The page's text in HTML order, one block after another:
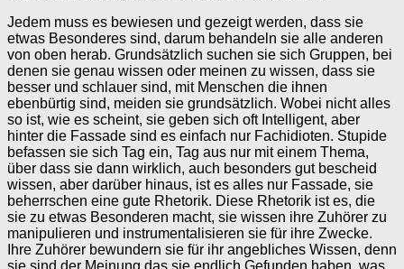
Jedem muss es bewiesen und gezeigt werden, dass sie
etwas Besonderes sind, darum behandeln sie alle anderen
von oben herab. Grundsätzlich suchen sie sich Gruppen, bei
denen sie genau wissen oder meinen zu wissen, dass sie
besser und schlauer sind, mit Menschen die ihnen
ebenbürtig sind, meiden sie grundsätzlich. Wobei nicht alles
so ist, wie es scheint, sie geben sich oft Intelligent, aber
hinter die Fassade sind es einfach nur Fachidioten. Stupide
befassen sie sich Tag ein, Tag aus nur mit einem Thema,
über dass sie dann wirklich, auch besonders gut bescheid
wissen, aber darüber hinaus, ist es alles nur Fassade, sie
beherrschen eine gute Rhetorik. Diese Rhetorik ist es, die
sie zu etwas Besonderen macht, sie wissen ihre Zuhörer zu
manipulieren und instrumentalisieren sie für ihre Zwecke.
Ihre Zuhörer bewundern sie für ihr angebliches Wissen, denn
sie sind der Meinung das sie endlich Gefunden haben, was